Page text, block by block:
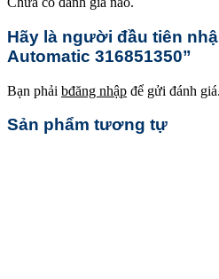
Hãy là người đầu tiên
Automatic 316851350”
Bạn phải bđăng nhập để gửi đánh giá.
Sản phẩm tương tự